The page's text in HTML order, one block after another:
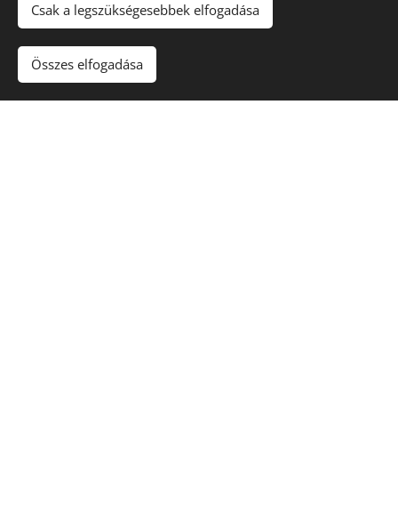
Csak a legszükségesebbek elfogadása
Összes elfogadása